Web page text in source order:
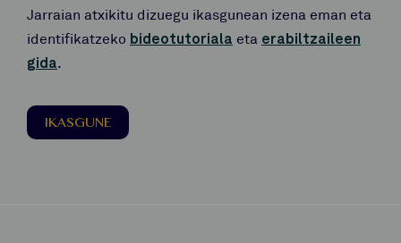
Jarraian atxikitu dizuegu ikasgunean izena eman eta
identifikatzeko bideotutoriala eta erabiltzaileen
gida.
IKASGUNE